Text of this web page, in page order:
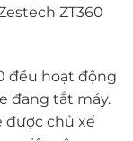
ZT360
đều hoạt động
đang tắt máy.
được chủ xế